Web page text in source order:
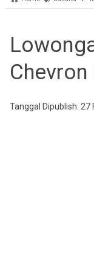
Tanggal Dipublish: 27